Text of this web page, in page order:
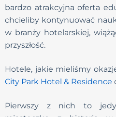
bardzo atrakcyjna oferta
chcieliby kontynuować
w branży hotelarskiej,
przyszłość.
Hotele, jakie mieliśmy
City Park Hotel & Residence
Pierwszy z nich to